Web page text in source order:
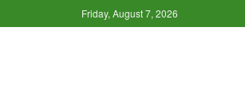
Friday, August 7, 2026